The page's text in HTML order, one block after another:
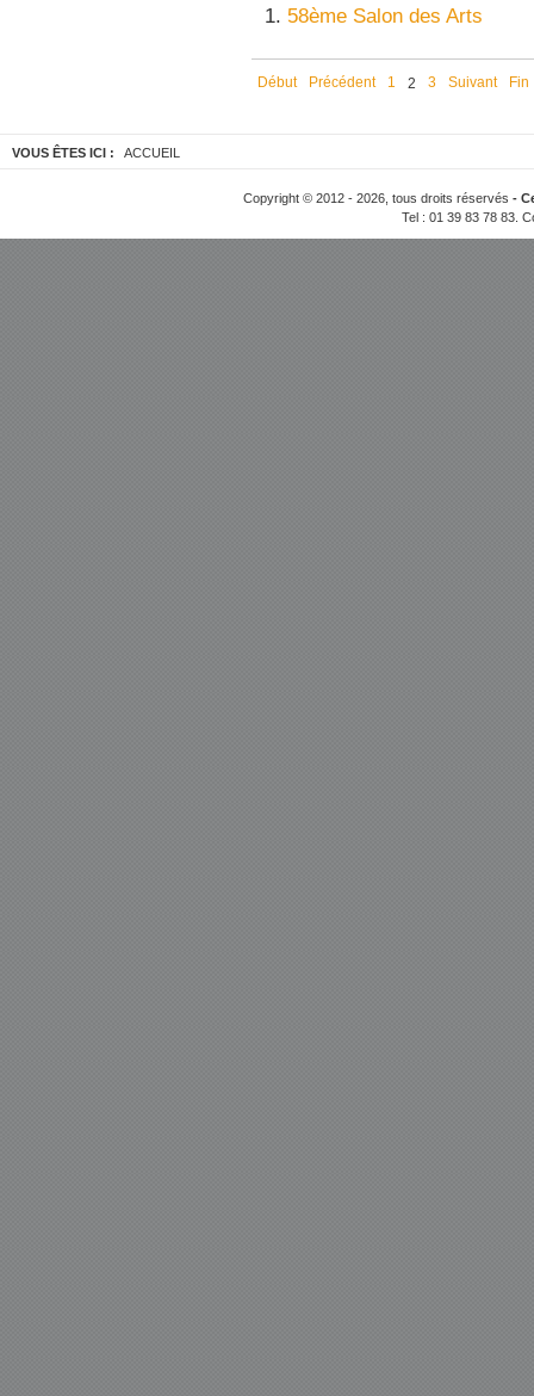
58ème Salon des Arts
Début Précédent 1 2 3 Suivant Fin
VOUS ÊTES ICI : ACCUEIL
Copyright © 2012 - 2026, tous droits réservés -
Tel : 01 39 83 78 83.